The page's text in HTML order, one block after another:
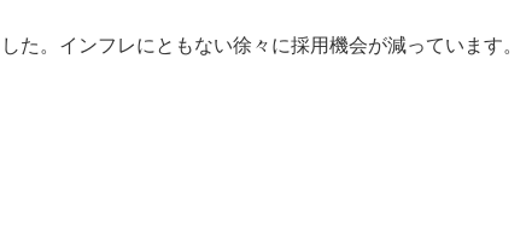
た。インフレにともない徐々に採用機会が減っています。